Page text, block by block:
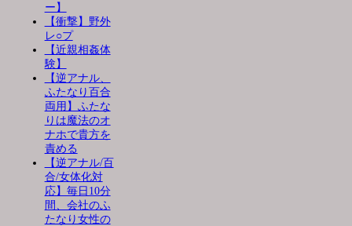
ー】
【衝撃】野外
レ○プ
【近親相姦体
験】
【逆アナル、
ふたなり百合
両用】ふたな
りは魔法のオ
ナホで貴方を
責める
【逆アナル/百
合/女体化対
応】毎日10分
間、会社のふ
たなり女性の